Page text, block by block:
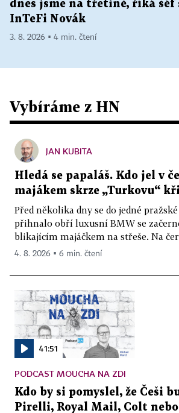
dnes jsme na třetině, říká šéf
InTeFi Novák
3. 8. 2026 ▪ 4 min. čtení
Vybíráme z HN
JAN KUBITA
Hledá se papaláš. Kdo jel v
majákem skrze „Turkovu“
Před několika dny se do jedné
přihnalo obří luxusní BMW se
blikajícím majáčkem na střeše. Na
4. 8. 2026 ▪ 6 min. čtení
41:51
PODCAST MOUCHA NA ZDI
Kdo by si pomyslel, že Češi
Pirelli, Royal Mail, Colt nebo